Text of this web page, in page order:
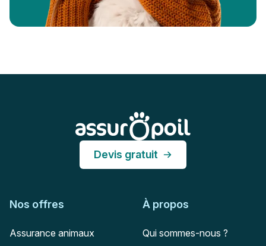
Devis gratuit
Nos offres
Assurance animaux
À propos
Qui sommes-nous ?